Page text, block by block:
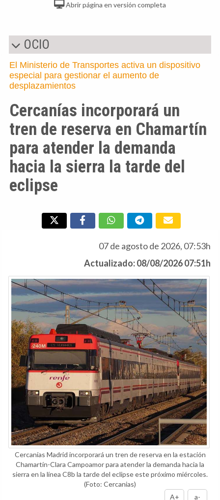
Abrir página en versión completa
OCIO
El Ministerio de Transportes activa un dispositivo
especial para gestionar el aumento de
desplazamientos
Cercanías incorporará un
tren de reserva en Chamartín
para atender la demanda
hacia la sierra la tarde del
eclipse
07 de agosto de 2026, 07:53h
Actualizado: 08/08/2026 07:51h
Cercanías Madrid incorporará un tren de reserva en la estación
Chamartín-Clara Campoamor para atender la demanda hacia la
sierra en la línea C8b la tarde del eclipse este próximo miércoles.
(Foto: Cercanias)
A+
a-